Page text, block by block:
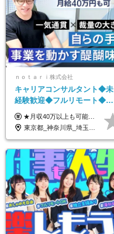
ｎｏｔａｒｉ株式会社
キャリアコンサルタント◆未
経験歓迎◆フルリモート◆フ
レックス制◆10時出勤・16時
退勤も可◆残業月10時間以内
★月収40万以上も可能！ ★能力・スキル・経験を考慮した年収額を設定します ■月給20万円～40万円＋決算賞与 ※経験・スキルを考慮のうえ決定します ※給与にはみなし残業代40時間分を含む。そのほか詳細に関しては別途面接時にご説明します ※試用期間3ヵ月あり。期間中の雇用形態・条件などに差異はありません
東京都_神奈川県_埼玉県_千葉県_大阪府_愛知県_北海道_青森県_岩手県_宮城県_秋田県_山形県_福島県_茨城県_栃木県_群馬県_新潟県_山梨県_長野県_富山県_石川県_福井県_静岡県_岐阜県_三重県_兵庫県_京都府_滋賀県_奈良県_和歌山県_広島県_岡山県_鳥取県_島根県_山口県_徳島県_香川県_愛媛県_高知県_福岡県_熊本県_佐賀県_長崎県_大分県_宮崎県_鹿児島県_沖縄県